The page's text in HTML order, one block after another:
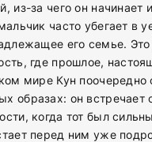
из-за чего он начинает
часто убегает в
его семье. Это
где прошлое,
мире Кун поочередно
образах: он
когда тот был
перед ним уже